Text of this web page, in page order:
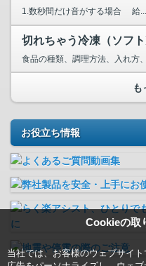
Cookieの取
当社では、お客様のウェブサイ
1.数秒間だけ音がする場合 給...
食品の種類、調理方法、入れ方、
も
お役立ち情報